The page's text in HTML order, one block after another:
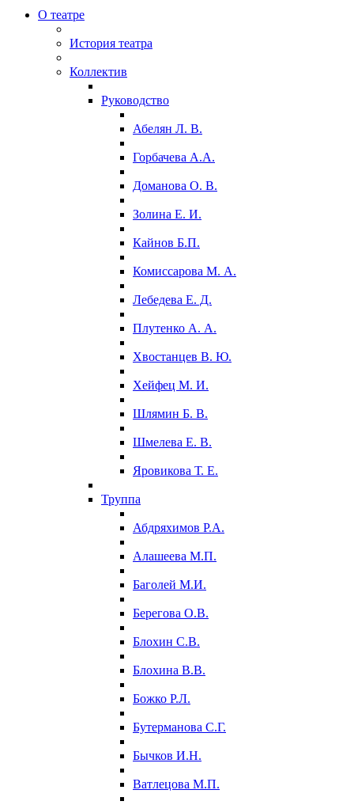
О театре
История театра
Коллектив
Руководство
Абелян Л. В.
Горбачева А.А.
Доманова О. В.
Золина Е. И.
Кайнов Б.П.
Комиссарова М. А.
Лебедева Е. Д.
Плутенко А. А.
Хвостанцев В. Ю.
Хейфец М. И.
Шлямин Б. В.
Шмелева Е. В.
Яровикова Т. Е.
Труппа
Абдряхимов Р.А.
Алашеева М.П.
Баголей М.И.
Берегова О.В.
Блохин С.В.
Блохина В.В.
Божко Р.Л.
Бутерманова С.Г.
Бычков И.Н.
Ватлецова М.П.